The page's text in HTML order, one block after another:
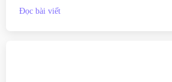
Đọc bài viết